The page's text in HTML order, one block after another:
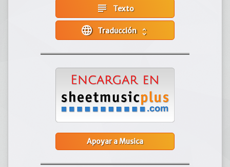
subject Texto
language unfold_more
Apoyar a Musica